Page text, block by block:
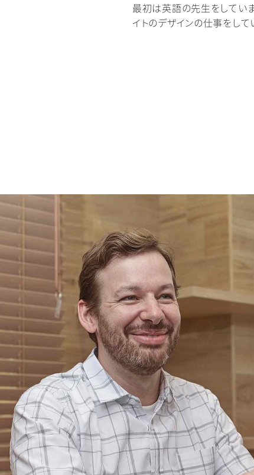
最初は英語の先生をしてい
イトのデザインの仕事をして